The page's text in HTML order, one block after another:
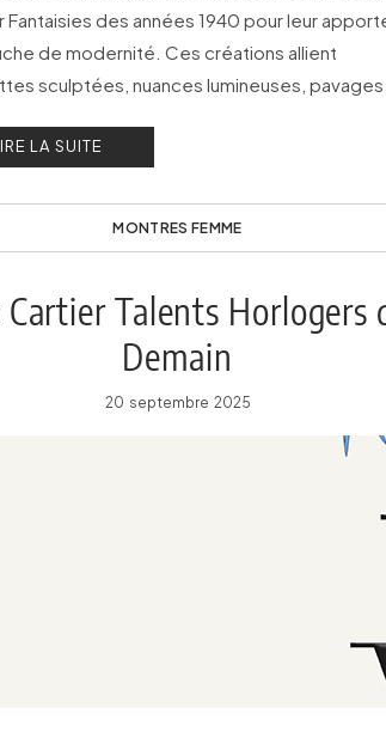
Fantaisies des années 1940 pour leur
de modernité. Ces créations allient
sculptées, nuances lumineuses,
LA SUITE
MONTRES FEMME
Cartier Talents Horlogers
Demain
20 septembre 2025